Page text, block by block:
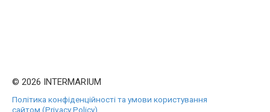
© 2026 INTERMARIUM
Політика конфіденційності та умови користування
сайтом (Privacy Policy)